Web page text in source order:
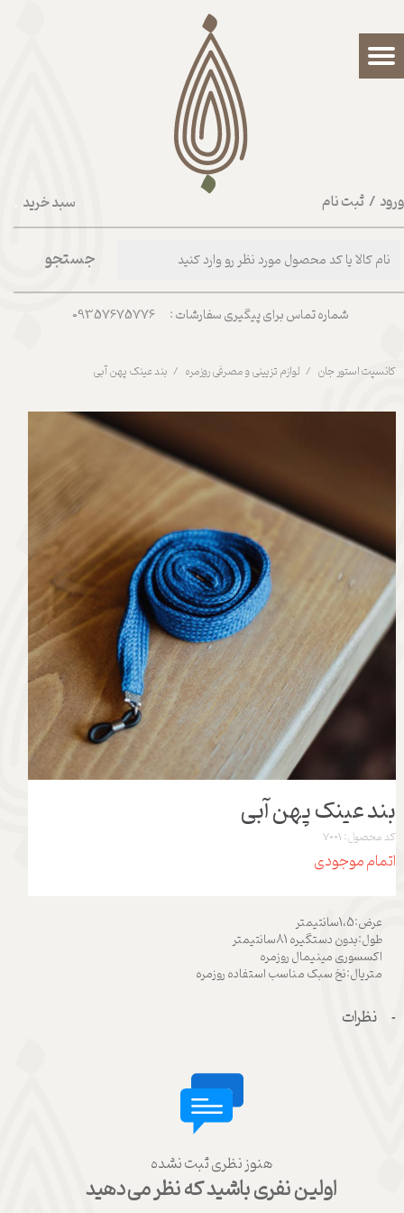
سبد خرید / ثبت نام
حساب کاربری من
تغییر گذر واژه
شماره تماس برای پیگیری سفارشات : 09357675776
جستجو
کانسپت استور جان لوازم تزیینی و مصرفی روزمره بند عینک پهن آبی
بند عینک پهن آبی
کد محصول: 7001
اتمام موجودی
عرض:1،5سانتیمتر
طول:بدون دستگیره 81سانتیمتر
اکسسوری مینیمال روزمره
متریال:نخ سبک مناسب استفاده روزمره
نظرات
هنوز نظری ثبت نشده
اولین نفری باشید که نظر می‌دهید